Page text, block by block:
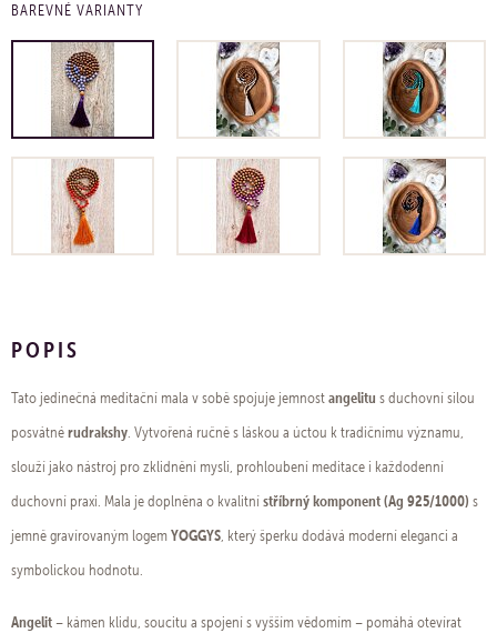
BAREVNÉ VARIANTY
POPIS
Tato jedinečná meditační mala v sobě spojuje jemnostangelitu s duchovní silou
posvátnérudrakshy. Vytvořená ručně s láskou a úctou k tradičnímu významu,
slouží jako nástroj pro zklidnění mysli, prohloubení meditace i každodenní
duchovní praxi. Mala je doplněna o kvalitnístříbrný komponent (Ag 925/1000) s
jemně gravírovaným logemYOGGYS, který šperku dodává moderní eleganci a
symbolickou hodnotu.
Angelit– kámen klidu, soucitu a spojení s vyšším vědomím – pomáhá otevírat